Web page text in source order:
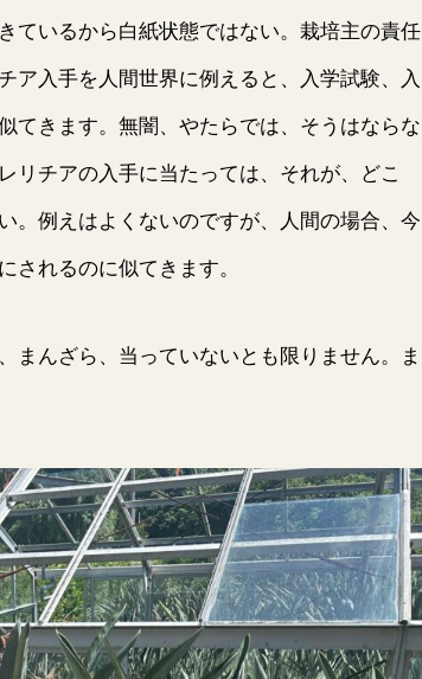
ているから白紙状態ではない。栽培主の責任
ア入手を人間世界に例えると、入学試験、入
てきます。無闇、やたらでは、そうはならな
リチアの入手に当たっては、それが、どこ
。例えはよくないのですが、人間の場合、今
されるのに似てきます。
んざら、当っていないとも限りません。ま